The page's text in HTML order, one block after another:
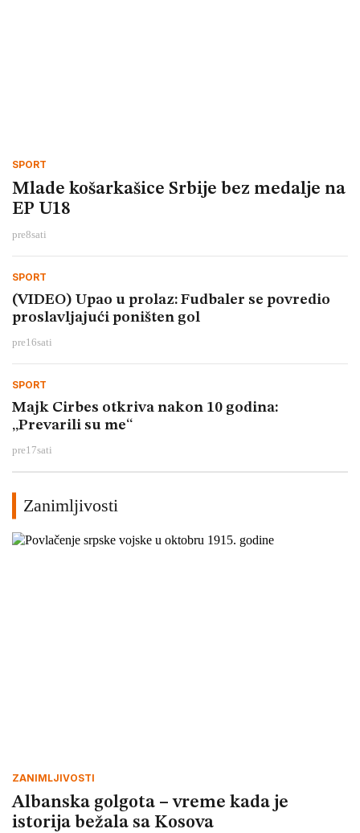
SPORT
Mlade košarkašice Srbije bez medalje na
EP U18
pre8sati
SPORT
(VIDEO) Upao u prolaz: Fudbaler se povredio
proslavljajući poništen gol
pre16sati
SPORT
Majk Cirbes otkriva nakon 10 godina:
„Prevarili su me“
pre17sati
Zanimljivosti
ZANIMLJIVOSTI
Albanska golgota – vreme kada je
istorija bežala sa Kosova